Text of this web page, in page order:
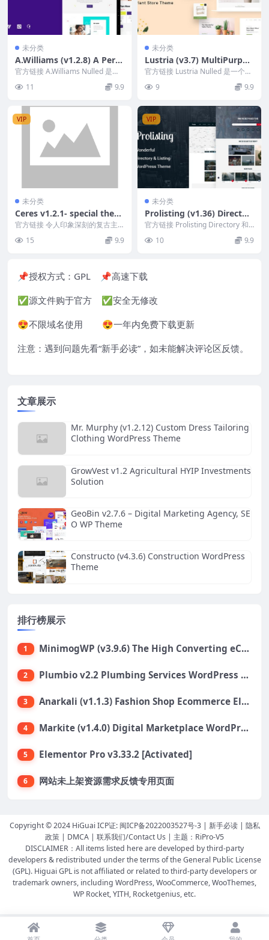
未分类
A.Williams (v1.2.8) A Pers
onal Assistant & Administ
rative Services WordPress
Theme #
官方链接 A.Williams Nulled 是一
个响应灵敏、色彩丰富、真实且
时... 11 9.9
未分类
Lustria (v3.7) MultiPurpos
e Plant Store WordPress T
heme
官方链接 Lustria Nulled 是一个有
9 9.9
VIP
未分类
Ceres v1.2.1- special them
e for barbershops and tat
too salons Downloads
官方链接 令人印象深刻的复古主
题，为您的理发店沙龙提供真实的
设计。非常适合理发师...
15 9.9
VIP
未分类
Prolisting (v1.36) Director
y & Listing WordPress The
me
官方链接 Prolisting Directory 和 L
10 9.9
📌授权方式： GPL 📌高速下载
✅源文件购于官方 ✅安全无修改
😍不限域名使用 😍一年内免费下载更新
注意：遇到问题先看“新手必读”，如未能解决评论区反馈。
文章展示
Mr. Murphy (v1.2.12) Custom Dress Tailoring
Clothing WordPress Theme
GrowVest v1.2 Agricultural HYIP Investments
Solution
GeoBin v2.7.6 – Digital Marketing Agency, SE
O WP Theme
Constructo (v4.3.6) Construction WordPress
Theme
排行榜展示
1 MinimogWP (v3.9.6) The High Converting eCommerce WordPress Theme
2 Plumbio v2.2 Plumbing Services WordPress Theme
3 Anarkali (v1.1.3) Fashion Shop Ecommerce Elementor Theme
4 Markite (v1.4.0) Digital Marketplace WordPress Theme
5 Elementor Pro v3.33.2 [Activated]
6 网站未上架资源需求反馈专用页面
Copyright © 2024 HiGuai ICP证: 闽ICP备2022003527号-3| 新手必读| 隐私
政策 | DMCA | 联系我们/Contact Us | 主题： RiPro-V5
DISCLAIMER：All items listed here are developed by third-party
developers & redistributed under the terms of the General Public License
(GPL). Higuai GPL is not affiliated or related to third-party developers or
trademark owners, including WordPress, WooCommerce, WooThemes,
WP Rocket, YITH, Rocketgenius, etc.